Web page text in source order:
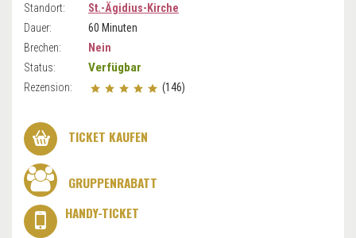
Standort:
St.-Ägidius-Kirche
Dauer:
60 Minuten
Brechen:
Nein
Status:
Verfügbar
Rezension: (146)
TICKET KAUFEN
GRUPPENRABATT
HANDY-TICKET